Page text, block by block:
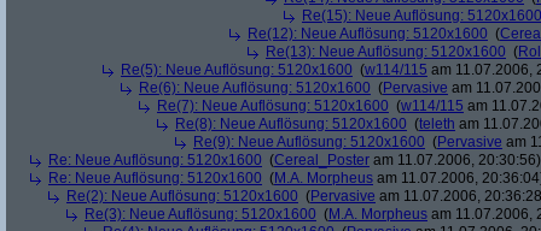
Re(15): Neue Auflösung: 5120x1600
Re(12): Neue Auflösung: 5120x1600 (
Re(13): Neue Auflösung: 5120x1600 (
Re(5): Neue Auflösung: 5120x1600 (w114/115 am 11.07.2006,
Re(6): Neue Auflösung: 5120x1600 (Pervasive am
Re(7): Neue Auflösung: 5120x1600 (w114/115 am
Re(8): Neue Auflösung: 5120x1600 (teleth am
Re(9): Neue Auflösung: 5120x1600 (Pervasive am
Re: Neue Auflösung: 5120x1600 (Cereal_Poster am 11.07.2006, 20:30:56)
Re: Neue Auflösung: 5120x1600 (M.A. Morpheus am 11.07.2006,
Re(2): Neue Auflösung: 5120x1600 (Pervasive am 11.07.2006,
Re(3): Neue Auflösung: 5120x1600 (M.A. Morpheus am 11.07.2006,